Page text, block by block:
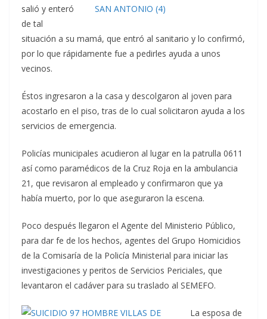
salió y enteró
de tal
situación a su mamá, que entró al sanitario y lo confirmó,
por lo que rápidamente fue a pedirles ayuda a unos
vecinos.
Éstos ingresaron a la casa y descolgaron al joven para
acostarlo en el piso, tras de lo cual solicitaron ayuda a los
servicios de emergencia.
Policías municipales acudieron al lugar en la patrulla 0611
así como paramédicos de la Cruz Roja en la ambulancia
21, que revisaron al empleado y confirmaron que ya
había muerto, por lo que aseguraron la escena.
Poco después llegaron el Agente del Ministerio Público,
para dar fe de los hechos, agentes del Grupo Homicidios
de la Comisaría de la Policía Ministerial para iniciar las
investigaciones y peritos de Servicios Periciales, que
levantaron el cadáver para su traslado al SEMEFO.
La esposa de